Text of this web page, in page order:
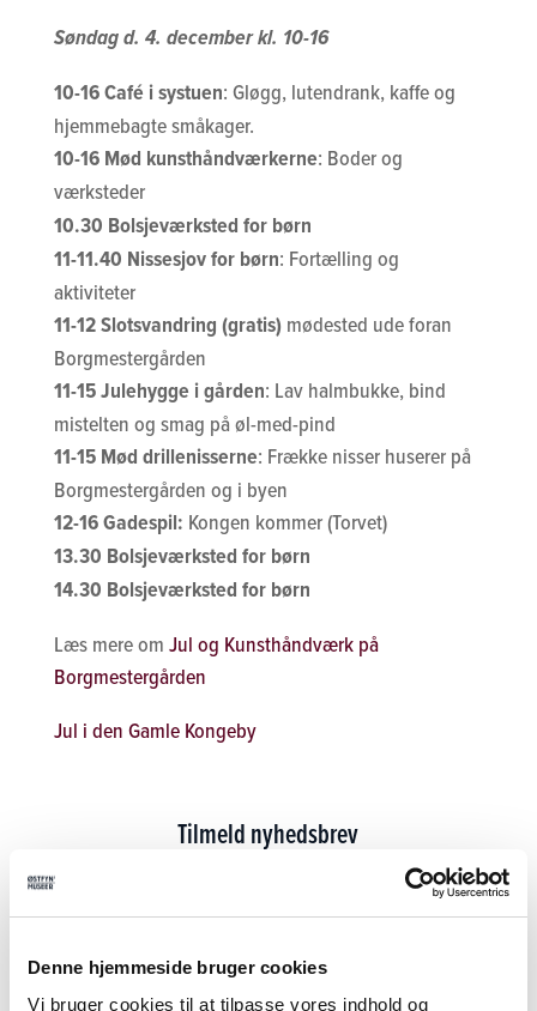
Denne hjemmeside bruger cookies
Vi bruger cookies til at tilpasse vores indhold og
Søndag d. 4. december kl. 10-16
10-16 Café i systuen: Gløgg, lutendrank, kaffe og
hjemmebagte småkager.
10-16 Mød kunsthåndværkerne: Boder og
værksteder
10.30 Bolsjeværksted for børn
11-11.40 Nissesjov for børn: Fortælling og
aktiviteter
11-12 Slotsvandring (gratis)mødested ude foran
Borgmestergården
11-15 Julehygge i gården: Lav halmbukke, bind
mistelten og smag på øl-med-pind
11-15 Mød drillenisserne: Frække nisser huserer på
Borgmestergården og i byen
12-16 Gadespil: Kongen kommer (Torvet)
13.30 Bolsjeværksted for børn
14.30 Bolsjeværksted for børn
Læs mere om Jul og Kunsthåndværk på
Borgmestergården
Jul i den Gamle Kongeby
Tilmeld nyhedsbrev
Tilmeld dig vores nyhedsbrev og modtag